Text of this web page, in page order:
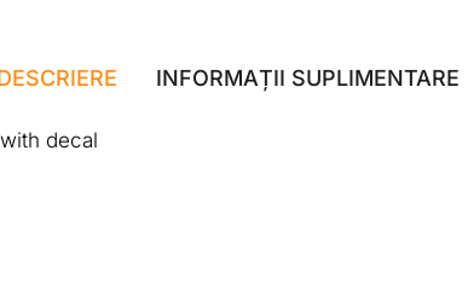
INFORMAȚII SUPLIMENTARE
with decal